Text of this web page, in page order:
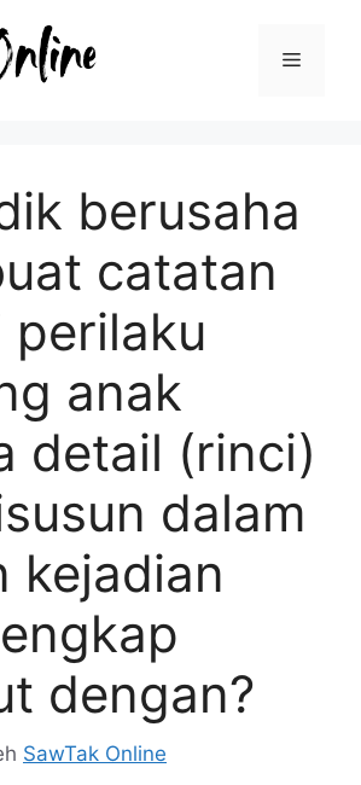
Menu
berusaha
catatan
perilaku
anak
detail (rinci)
dalam
kejadian
dengan?
SawTak Online